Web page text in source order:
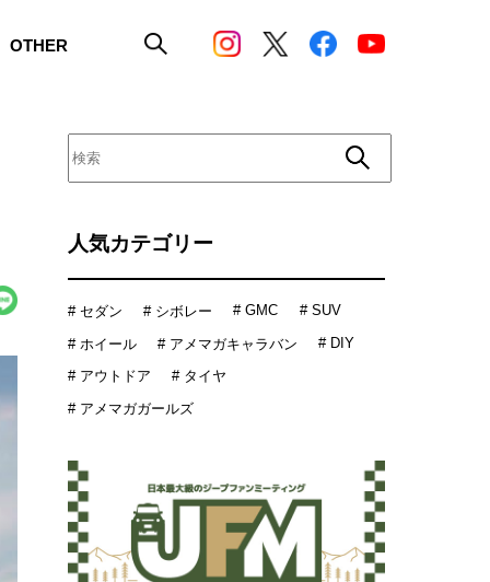
OTHER
人気カテゴリー
# セダン # シボレー # GMC # SUV
# ホイール # アメマガキャラバン # DIY
# アウトドア
# タイヤ
# アメマガガールズ